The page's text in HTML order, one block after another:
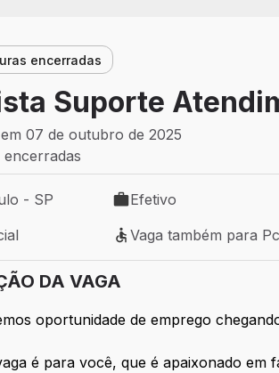
encerradas
Suporte
07 de outubro de 2025
São Paulo - SP
- SP
Tipo de vaga: Efetivo
Efetivo
trabalho: PresencialVaga também para PcD
Vaga também para
DA VAGA
oportunidade de emprego
é para você, que é apaixonado